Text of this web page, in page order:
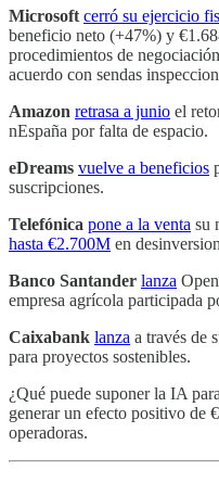
Microsoft cerró su ejercicio
beneficio neto (+47%) y
procedimientos de
acuerdo con sendas
Amazon retrasa a junio el
nEspaña por falta de espacio.
eDreams vuelve a beneficios
suscripciones.
Telefónica pone a la venta su
hasta €2.700M en
Banco Santander lanza
empresa agrícola participada
Caixabank lanza a través de
para proyectos sostenibles.
¿Qué puede suponer la IA
generar un efecto positivo de
operadoras.